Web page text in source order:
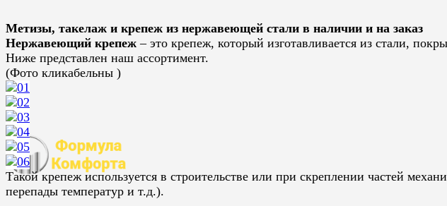
Метизы, такелаж и крепеж из нержавеющей стали в наличии и на заказ
Нержавеющий крепеж – это крепеж, который изготавливается из стали,
Ниже представлен наш ассортимент.
(Фото кликабельны )
Такой крепеж используется в строительстве или при скреплении частей
перепады температур и т.д.).